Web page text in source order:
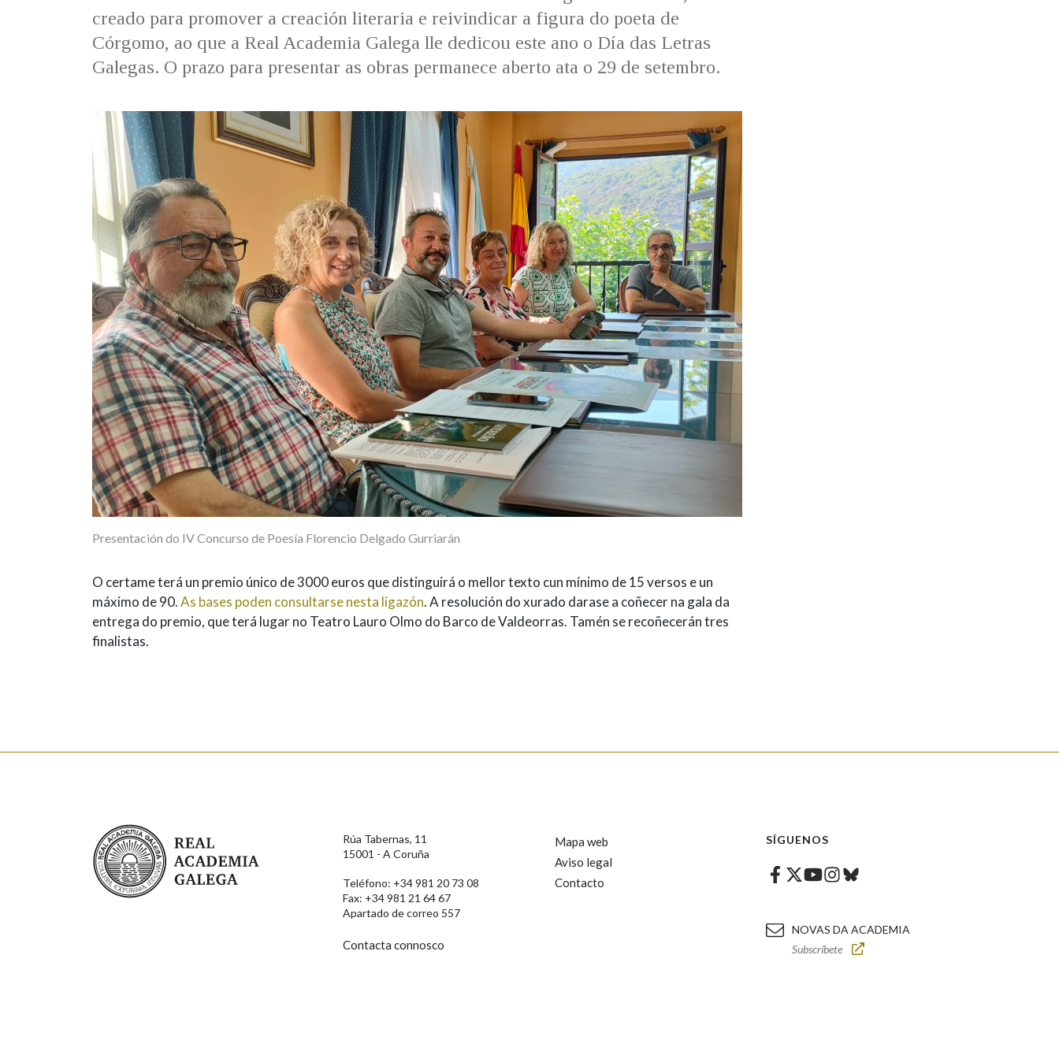
creado para promover a creación literaria e reivindicar a figura do poeta de
Córgomo, ao que a Real Academia Galega lle dedicou este ano o Día das Letras
Galegas. O prazo para presentar as obras permanece aberto ata o 29 de setembro.
Presentación do IV Concurso de Poesía Florencio Delgado Gurriarán
O certame terá un premio único de 3000 euros que distinguirá o mellor texto cun mínimo de 15 versos e un
máximo de 90.As bases poden consultarse nesta ligazón. A resolución do xurado darase a coñecer na gala da
entrega do premio, que terá lugar no Teatro Lauro Olmo do Barco de Valdeorras. Tamén se recoñecerán tres
finalistas.
Real Academia Galega
Rúa Tabernas, 11
15001 - A Coruña
Teléfono: +34 981 20 73 08
Fax: +34 981 21 64 67
Apartado de correo 557
Contacta connosco
Mapa web
Aviso legal
Contacto
SÍGUENOS
Facebook
Twitter
Youtube
Instagram
Bluesky
NOVAS DA ACADEMIA
Subscríbete